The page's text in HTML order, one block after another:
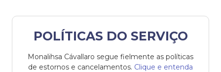
POLÍTICAS DO SERVIÇO
Monalihsa Cávallaro segue fielmente as políticas
de estornos e cancelamentos. Clique e entenda